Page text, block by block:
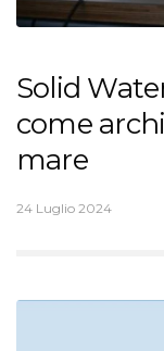
Solid
come
mare
24 Luglio 2024